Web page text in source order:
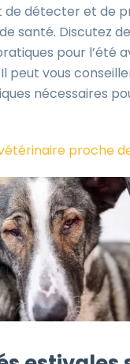
détecter et de
santé. Discutez
pour l’été
peut vous
nécessaires
proche